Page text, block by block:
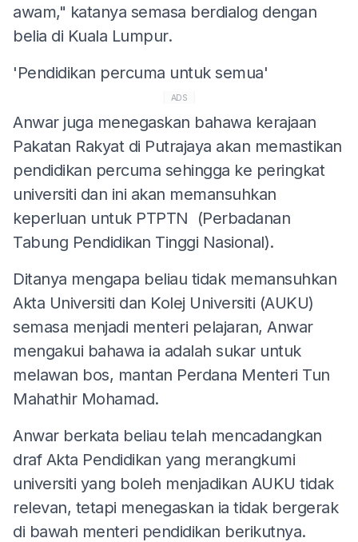
awam," katanya semasa berdialog dengan
belia di Kuala Lumpur.
'Pendidikan percuma untuk semua'
ADS
Anwar juga menegaskan bahawa kerajaan
Pakatan Rakyat di Putrajaya akan memastikan
pendidikan percuma sehingga ke peringkat
universiti dan ini akan memansuhkan
keperluan untuk PTPTN (Perbadanan
Tabung Pendidikan Tinggi Nasional).
Ditanya mengapa beliau tidak memansuhkan
Akta Universiti dan Kolej Universiti (AUKU)
semasa menjadi menteri pelajaran, Anwar
mengakui bahawa ia adalah sukar untuk
melawan bos, mantan Perdana Menteri Tun
Mahathir Mohamad.
Anwar berkata beliau telah mencadangkan
draf Akta Pendidikan yang merangkumi
universiti yang boleh menjadikan AUKU tidak
relevan, tetapi menegaskan ia tidak bergerak
di bawah menteri pendidikan berikutnya.